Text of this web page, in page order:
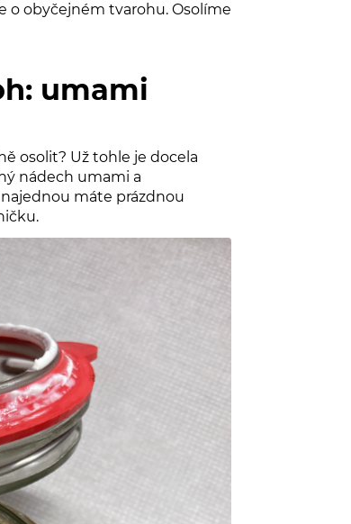
o obyčejném tvarohu. Osolíme
umami
osolit? Už tohle je docela
nádech umami a
máte prázdnou